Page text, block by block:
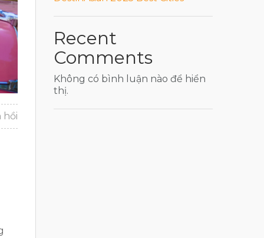
hồi
Recent
Comments
Không có bình luận nào để hiển
thị.